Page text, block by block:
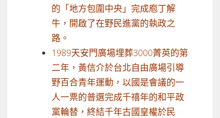
的「地方包圍中央」完成庖丁解
牛，開啟了在野民進黨的執政之
路。
1989天安門廣場埋葬3000菁英的第
二年，黃信介於台北自由廣場引導
野百合青年運動，以國是會議的一
人一票的普選完成千禧年的和平政
黨輪替，終結千年古國皇權於民